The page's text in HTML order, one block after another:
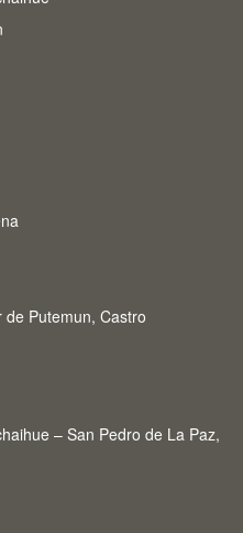
Putemun, Castro
– San Pedro de La Paz,